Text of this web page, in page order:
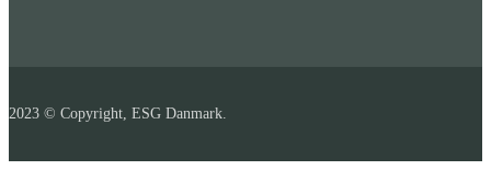
2023 © Copyright, ESG Danmark.